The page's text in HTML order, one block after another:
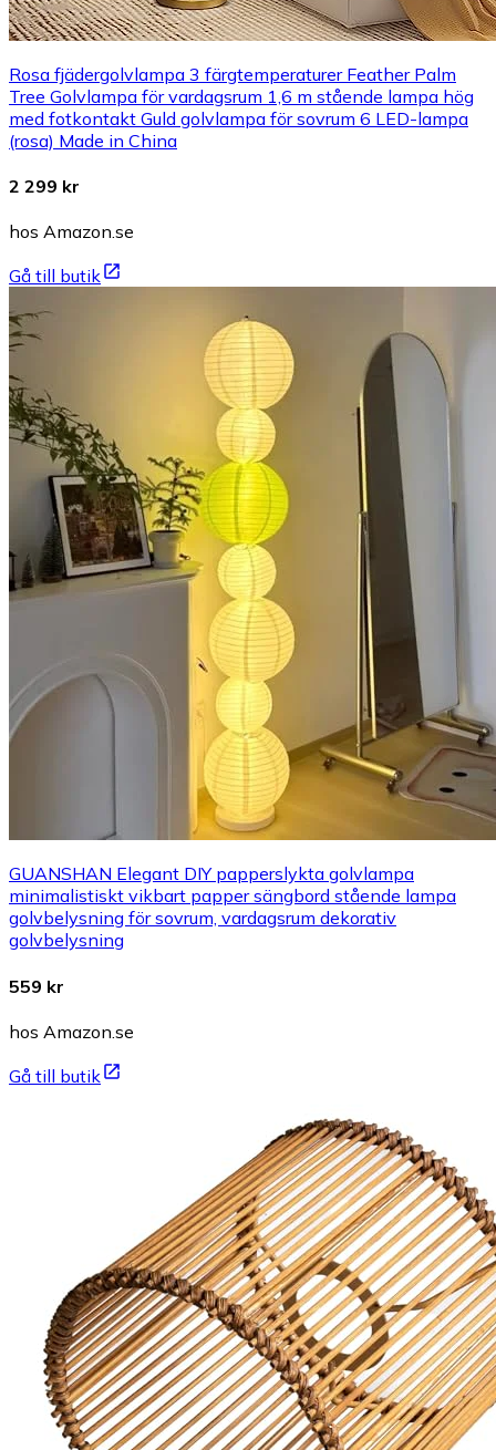
Rosa fjädergolvlampa 3 färgtemperaturer Feather Palm
Tree Golvlampa för vardagsrum 1,6 m stående lampa hög
med fotkontakt Guld golvlampa för sovrum 6 LED-lampa
(rosa) Made in China
2 299 kr
hos Amazon.se
Gå till butik
GUANSHAN Elegant DIY papperslykta golvlampa
minimalistiskt vikbart papper sängbord stående lampa
golvbelysning för sovrum, vardagsrum dekorativ
golvbelysning
559 kr
hos Amazon.se
Gå till butik